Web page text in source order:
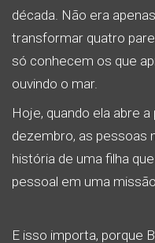
década. Não era
transformar quatro
só conhecem os que
ouvindo o mar.
Hoje, quando ela abre
dezembro, as pessoas
história de uma filha
pessoal em uma
E isso importa, porque